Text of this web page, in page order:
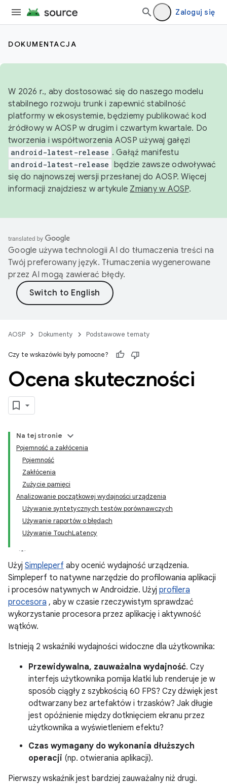
Zaloguj się
DOKUMENTACJA
W 2026 r., aby dostosować się do naszego modelu
stabilnego rozwoju trunk i zapewnić stabilność
platformy w ekosystemie, będziemy publikować kod
źródłowy w AOSP w drugim i czwartym kwartale. Do
tworzenia i współtworzenia AOSP używaj gałęzi
android-latest-release . Gałąź manifestu
android-latest-release będzie zawsze odwoływać
się do najnowszej wersji przesłanej do AOSP. Więcej
informacji znajdziesz w artykule Zmiany w AOSP.
Google używa technologii AI do tłumaczenia treści na
Twój preferowany język. Tłumaczenia wygenerowane
przez AI mogą zawierać błędy.
AOSP Dokumenty Podstawowe tematy
Czy te wskazówki były pomocne?
Ocena skuteczności
Na tej stronie
Pojemność a zakłócenia
Pojemność
Zakłócenia
Zużycie pamięci
Analizowanie początkowej wydajności urządzenia
Używanie syntetycznych testów porównawczych
Używanie raportów o błędach
Używanie TouchLatency
Użyj Simpleperf aby ocenić wydajność urządzenia.
Simpleperf to natywne narzędzie do profilowania aplikacji
i procesów natywnych w Androidzie. Użyj profilera
procesora , aby w czasie rzeczywistym sprawdzać
wykorzystanie procesora przez aplikację i aktywność
wątków.
Istnieją 2 wskaźniki wydajności widoczne dla użytkownika:
Przewidywalna, zauważalna wydajność. Czy
interfejs użytkownika pomija klatki lub renderuje je w
sposób ciągły z szybkością 60 FPS? Czy dźwięk jest
odtwarzany bez artefaktów i trzasków? Jak długie
jest opóźnienie między dotknięciem ekranu przez
użytkownika a wyświetleniem efektu?
Czas wymagany do wykonania dłuższych
operacji (np. otwierania aplikacji).
Pierwszy wskaźnik jest bardziej zauważalny niż drugi.